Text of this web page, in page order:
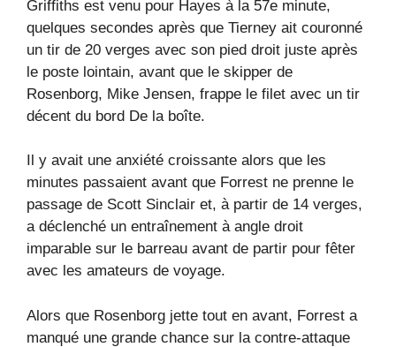
Griffiths est venu pour Hayes à la 57e minute,
quelques secondes après que Tierney ait couronné
un tir de 20 verges avec son pied droit juste après
le poste lointain, avant que le skipper de
Rosenborg, Mike Jensen, frappe le filet avec un tir
décent du bord De la boîte.
Il y avait une anxiété croissante alors que les
minutes passaient avant que Forrest ne prenne le
passage de Scott Sinclair et, à partir de 14 verges,
a déclenché un entraînement à angle droit
imparable sur le barreau avant de partir pour fêter
avec les amateurs de voyage.
Alors que Rosenborg jette tout en avant, Forrest a
manqué une grande chance sur la contre-attaque